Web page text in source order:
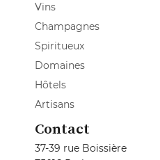
Vins
Champagnes
Spiritueux
Domaines
Hôtels
Artisans
Contact
37-39 rue Boissière